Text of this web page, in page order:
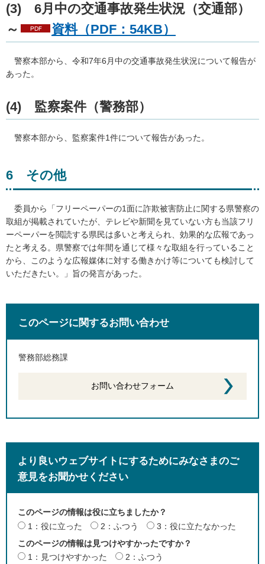
(3) 6月中の交通事故発生状況（交通部）
～
資料（PDF：54KB）
警察本部から、令和7年6月中の交通事故発生状況について報告が
あった。
(4) 監察案件（警務部）
警察本部から、監察案件1件について報告があった。
6 その他
委員から「フリーペーパーの1面に詐欺被害防止に関する県警察の
取組が掲載されていたが、テレビや新聞を見ていない方も当該フリ
ーペーパーを閲読する県民は多いと考えられ、効果的な広報であっ
たと考える。県警察では年間を通じて様々な取組を行っていること
から、このような広報媒体に対する働きかけ等についても検討して
いただきたい。」旨の発言があった。
このページに関するお問い合わせ
警務部総務課
より良いウェブサイトにするためにみなさまのご
意見をお聞かせください
このページの情報は役に立ちましたか？
1：役に立った
2：ふつう
3：役に立たなかった
このページの情報は見つけやすかったですか？
1：見つけやすかった
2：ふつう